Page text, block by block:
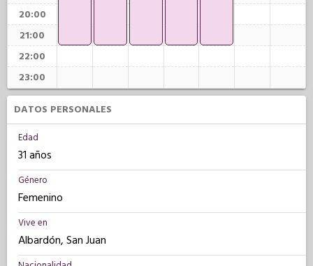
20:00
21:00
22:00
23:00
DATOS PERSONALES
Edad
31 años
Género
Femenino
Vive en
Albardón, San Juan